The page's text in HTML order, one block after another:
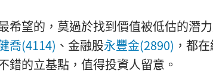
希望的，莫過於找到價值被低估的潛
喬(4114) 、金融股永豐金(2890) ，都
錯的立基點，值得投資人留意。